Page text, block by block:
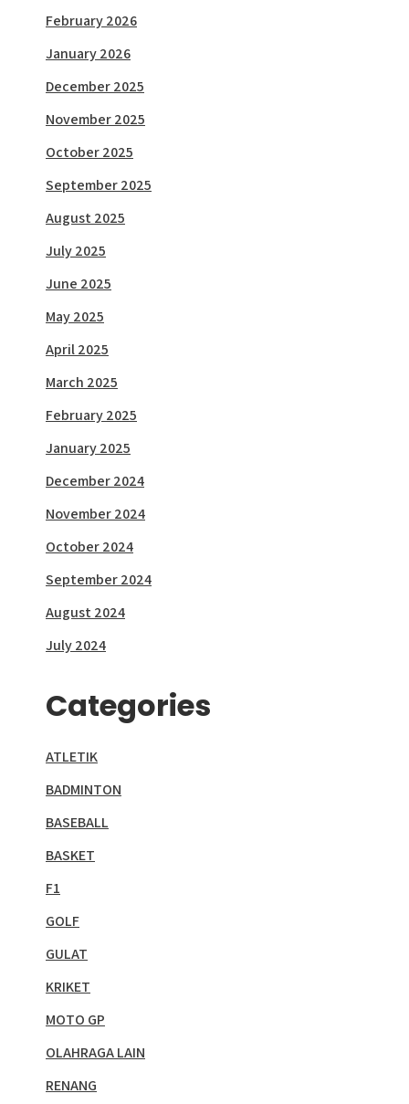
February 2026
January 2026
December 2025
November 2025
October 2025
September 2025
August 2025
July 2025
June 2025
May 2025
April 2025
March 2025
February 2025
January 2025
December 2024
November 2024
October 2024
September 2024
August 2024
July 2024
Categories
ATLETIK
BADMINTON
BASEBALL
BASKET
F1
GOLF
GULAT
KRIKET
MOTO GP
OLAHRAGA LAIN
RENANG